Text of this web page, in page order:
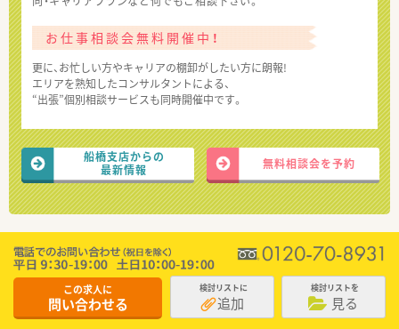
お仕事相談会無料開催中！
更に、お忙しい方やキャリアの棚卸がしたい方に朗報!
エリアを熟知したコンサルタントによる、
“出張”個別相談サービスも同時開催中です。
船橋支店からの
最新情報
無料相談会を予約
この求人に
問い合わせる
検討リストに
追加
検討リストを
見る